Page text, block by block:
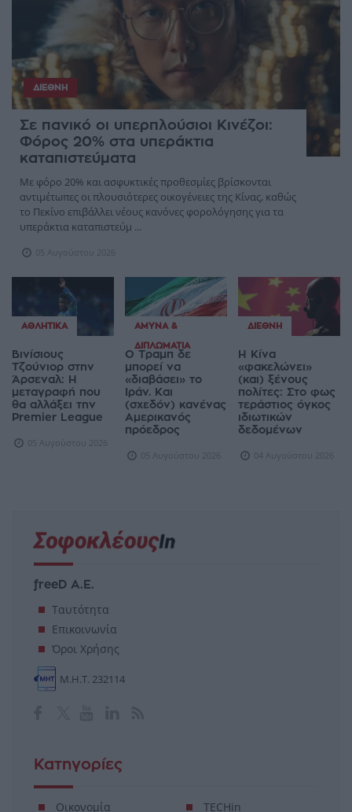
ΔΙΕΘΝΉ
Σε πανικό οι υπερπλούσιοι Κινέζοι:
Φόρος 20% στα υπεράκτια
καταπιστεύματα
Με φόρο 20% και ασφυκτικές προθεσμίες βρίσκονται
αντιμέτωπες οι πλουσιότερες οικογένειες της Κίνας, καθώς
το Πεκίνο επιβάλλει νέους κανόνες φορολόγησης για τα
υπεράκτια καταπιστεύμ ...
05 Αυγούστου 2026
ΑΘΛΗΤΙΚΆ
Βινίσιους
Τζούνιορ στην
Άρσεναλ: Η
μεταγραφή που
θα αλλάξει την
Premier League
05 Αυγούστου 2026
ΆΜΥΝΑ &
ΔΙΠΛΩΜΑΤΊΑ
Ο Τραμπ δε
μπορεί να
«διαβάσει» το
Ιράν. Και
(σχεδόν) κανένας
Αμερικανός
πρόεδρος
05 Αυγούστου 2026
ΔΙΕΘΝΉ
Η Κίνα
«φακελώνει»
(και) ξένους
πολίτες: Στο φως
τεράστιος όγκος
ιδιωτικών
δεδομένων
04 Αυγούστου 2026